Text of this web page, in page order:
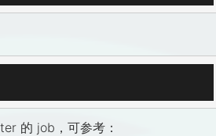
的 job，可参考：